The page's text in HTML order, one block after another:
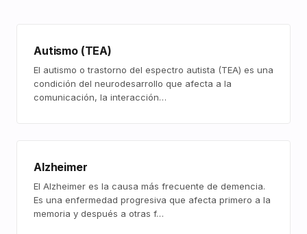
Autismo (TEA)
El autismo o trastorno del espectro autista (TEA) es una
condición del neurodesarrollo que afecta a la
comunicación, la interacción…
Alzheimer
El Alzheimer es la causa más frecuente de demencia.
Es una enfermedad progresiva que afecta primero a la
memoria y después a otras f…